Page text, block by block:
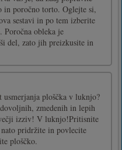
in poročno torto. Oglejte si,
sestavi in po tem izberite
Poročna obleka je
del, zato jih preizkusite in
usmerjanja ploščka v luknjo?
zmedenih in lepih
izziv! V luknjo!Pritisnite
pridržite in povlecite
ploščko.